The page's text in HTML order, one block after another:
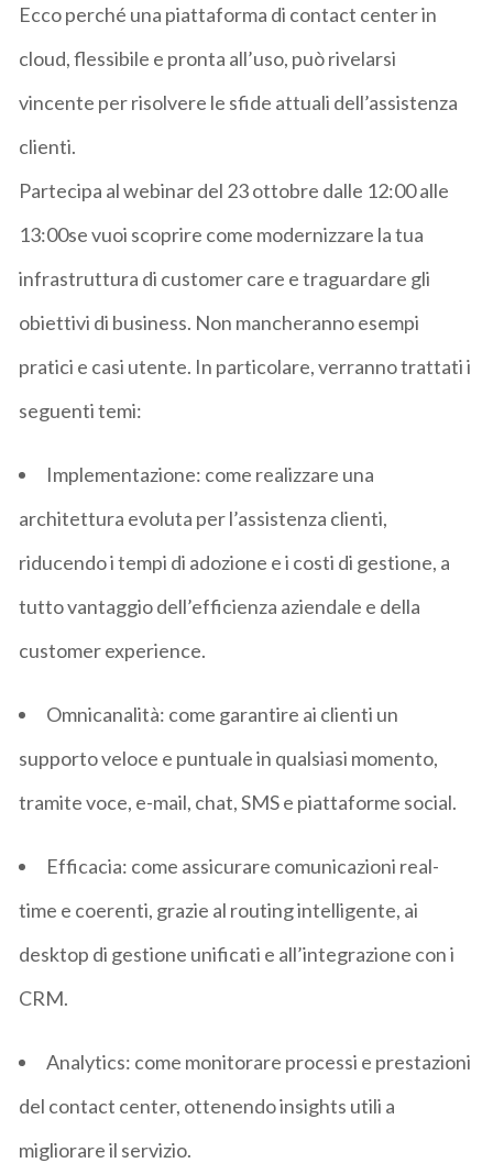
Ecco perché una piattaforma di contact center in
cloud, flessibile e pronta all’uso, può rivelarsi
vincente per risolvere le sfide attuali dell’assistenza
clienti.
Partecipa al webinardel 23 ottobre dalle 12:00 alle
13:00se vuoi scoprire come modernizzare la tua
infrastruttura di customer care e traguardare gli
obiettivi di business. Non mancheranno esempi
pratici e casi utente. In particolare, verranno trattati i
seguenti temi:
Implementazione: come realizzare una
architettura evoluta per l’assistenza clienti,
riducendo i tempi di adozione e i costi di gestione, a
tutto vantaggio dell’efficienza aziendale e della
customerexperience.
Omnicanalità: come garantire ai clienti un
supporto veloce e puntuale in qualsiasi momento,
tramite voce, e-mail, chat, SMS e piattaforme social.
Efficacia: come assicurare comunicazioni real-
time e coerenti, grazie al routingintelligente, ai
desktop di gestione unificati e all’integrazione con i
CRM.
Analytics: come monitorare processi e prestazioni
del contact center, ottenendo insights utili a
migliorare il servizio.